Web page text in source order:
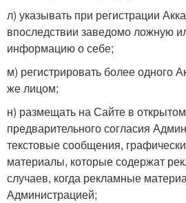
л) указывать при регистрации
впоследствии заведомо ложную
информацию о себе;
м) регистрировать более одного
же лицом;
н) размещать на Сайте в
предварительного согласия
текстовые сообщения,
материалы, которые содержат
случаев, когда рекламные
Администрацией;